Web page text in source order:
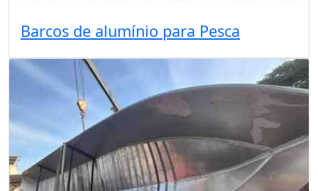
Barcos de alumínio para Pesca